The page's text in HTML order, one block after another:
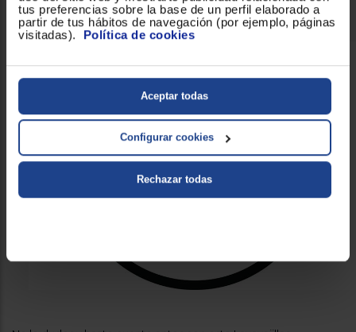
tus preferencias sobre la base de un perfil elaborado a
partir de tus hábitos de navegación (por ejemplo, páginas
visitadas). Política de cookies
Aceptar todas
Configurar cookies
Rechazar todas